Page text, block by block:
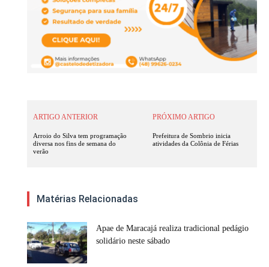
ARTIGO ANTERIOR
Arroio do Silva tem programação
diversa nos fins de semana do
verão
PRÓXIMO ARTIGO
Prefeitura de Sombrio inicia
atividades da Colônia de Férias
Matérias Relacionadas
Apae de Maracajá realiza tradicional pedágio
solidário neste sábado